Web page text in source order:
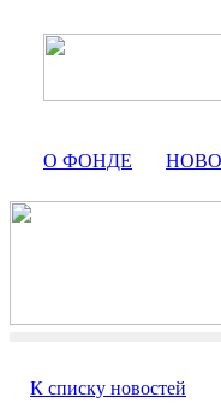
О ФОНДЕ
К списку новостей